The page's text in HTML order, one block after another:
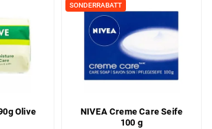
Olive
SONDERRABATT
NIVEA Creme Care Seife
100 g